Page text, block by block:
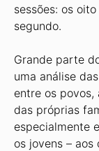
sessões: os
segundo.
Grande parte
uma análise
entre os povos,
das próprias
especialmente
os jovens –